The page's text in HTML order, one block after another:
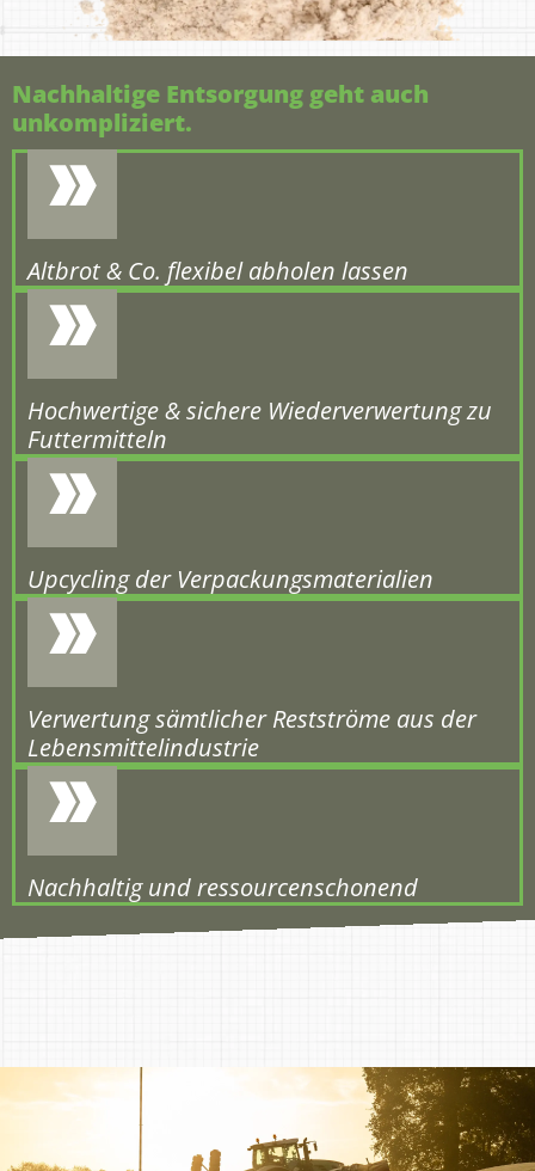
Nachhaltige Entsorgung geht auch
unkom­pli­ziert.
Altbrot & Co. flexibel abholen lassen
Hochwertige & sichere Wiederverwertung zu
Futtermitteln
Upcycling der Verpackungsmaterialien
Verwertung sämtlicher Restströme aus der
Lebensmittelindustrie
Nachhaltig und ressourcenschonend